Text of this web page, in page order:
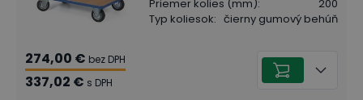
Priemer kolies (mm):
200
Typ koliesok: čierny gumový behúň
274,00 € bez DPH
337,02 € s DPH